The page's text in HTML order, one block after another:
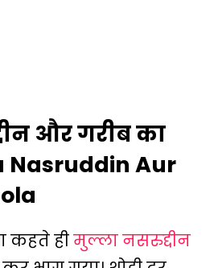
और गरीब का
Nasruddin Aur
कहते हीमुल्ला नसरुद्दीन